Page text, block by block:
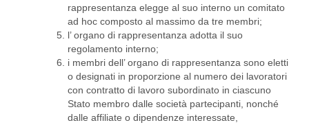
rappresentanza elegge al suo interno un comitato
ad hoc composto al massimo da tre membri;
l’ organo di rappresentanza adotta il suo
regolamento interno;
i membri dell’ organo di rappresentanza sono eletti
o designati in proporzione al numero dei lavoratori
con contratto di lavoro subordinato in ciascuno
Stato membro dalle società partecipanti, nonché
dalle affiliate o dipendenze interessate,